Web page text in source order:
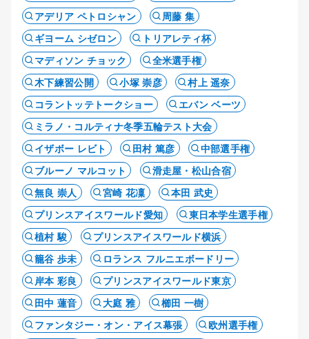
アデリア ペトロシャン
周藤 集
ギヨーム シゼロン
トリアレティ杯
マディソン チョック
全米選手権
木下練習公開
小塚 崇彦
村上 遥奈
コラントッテトークショー
エバン ベーツ
ミラノ・コルティナ冬季五輪テスト大会
イザボー レビト
田村 篤彦
中部選手権
ブルーノ マルコット
滑走屋・松山合宿
無良 崇人
宮崎 花凜
本田 武史
プリンスアイスワールド愛知
東日本学生選手権
植村 駿
プリンスアイスワールド横浜
籠谷 歩未
ロランス フルニエボードリー
岸本 彩良
プリンスアイスワールド東京
田中 蓮音
大庭 雅
櫛田 一樹
ファンタジー・オン・アイス幕張
欧州選手権